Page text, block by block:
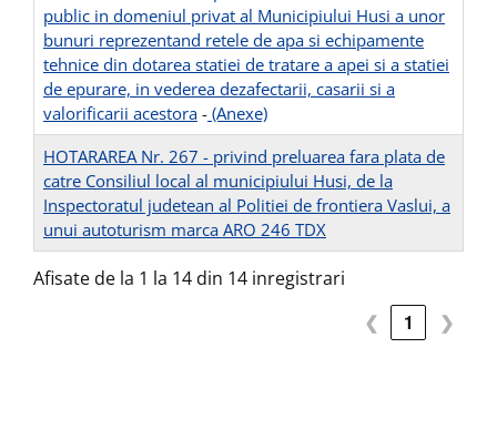
public in domeniul privat al Municipiului Husi a unor
bunuri reprezentand retele de apa si echipamente
tehnice din dotarea statiei de tratare a apei si a statiei
de epurare, in vederea dezafectarii, casarii si a
valorificarii acestora - (Anexe)
HOTARAREA Nr. 267 - privind preluarea fara plata de
catre Consiliul local al municipiului Husi, de la
Inspectoratul judetean al Politiei de frontiera Vaslui, a
unui autoturism marca ARO 246 TDX
Afisate de la 1 la 14 din 14 inregistrari
❮ 1 ❯